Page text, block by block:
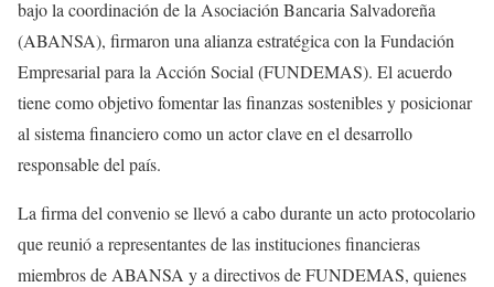
bajo la coordinación de la Asociación Bancaria Salvadoreña
(ABANSA), firmaron una alianza estratégica con la Fundación
Empresarial para la Acción Social (FUNDEMAS). El acuerdo
tiene como objetivo fomentar las finanzas sostenibles y posicionar
al sistema financiero como un actor clave en el desarrollo
responsable del país.
La firma del convenio se llevó a cabo durante un acto protocolario
que reunió a representantes de las instituciones financieras
miembros de ABANSA y a directivos de FUNDEMAS, quienes